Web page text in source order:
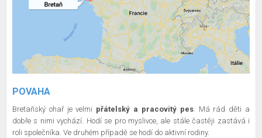
POVAHA
Bretaňský ohař je velmi přátelský a pracovitý pes. Má rád děti a
dobře s nimi vychází. Hodí se pro myslivce, ale stále častěji zastává i
roli společníka. Ve druhém případě se hodí do aktivní rodiny.